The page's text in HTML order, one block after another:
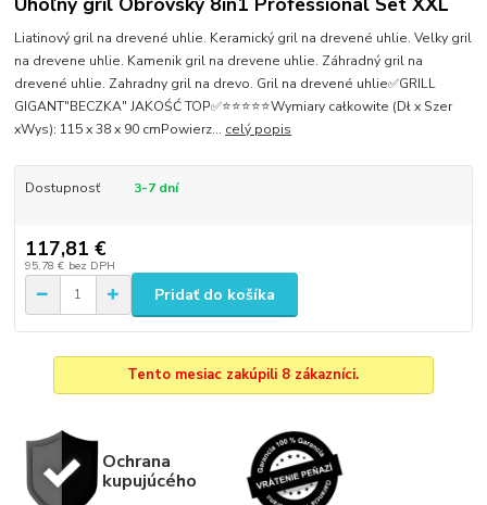
Liatinový gril na drevené uhlie. Keramický gril na drevené uhlie. Velky gril
na drevene uhlie. Kamenik gril na drevene uhlie. Záhradný gril na
drevené uhlie. Zahradny gril na drevo. Gril na drevené uhlie✅GRILL
GIGANT"BECZKA" JAKOŚĆ TOP✅⭐⭐⭐⭐⭐Wymiary całkowite (Dł x Szer
xWys): 115 x 38 x 90 cmPowierz... celý popis
Dostupnosť 3-7 dní
117,81 €
95,78 € bez DPH
Pridať do košíka
Tento mesiac zakúpili 8 zákazníci.
Ochrana
kupujúcého